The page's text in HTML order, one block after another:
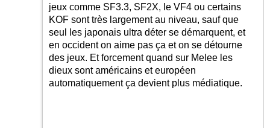
jeux comme SF3.3, SF2X, le VF4 ou certains
KOF sont très largement au niveau, sauf que
seul les japonais ultra déter se démarquent, et
en occident on aime pas ça et on se détourne
des jeux. Et forcement quand sur Melee les
dieux sont américains et européen
automatiquement ça devient plus médiatique.